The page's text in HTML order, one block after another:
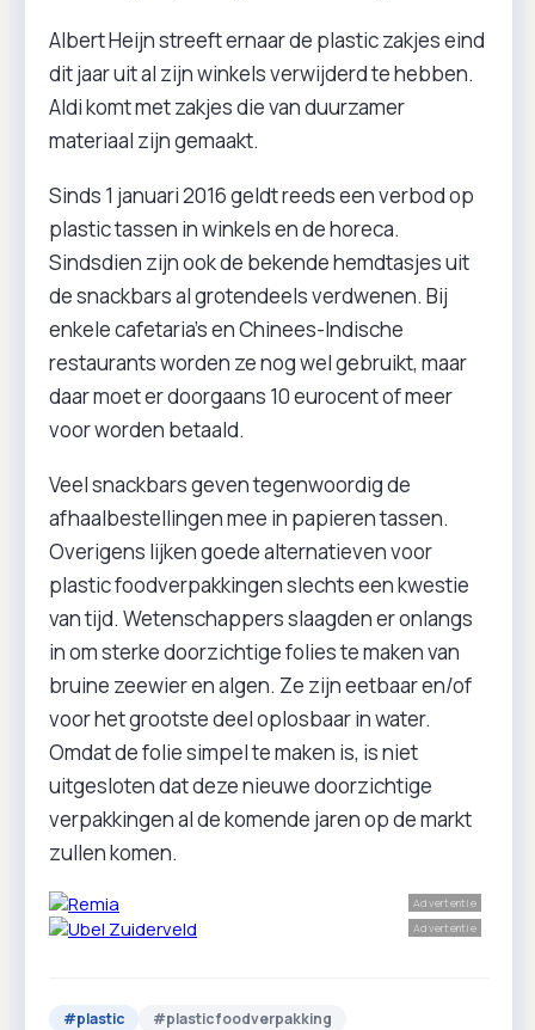
Albert Heijn streeft ernaar de plastic zakjes eind
dit jaar uit al zijn winkels verwijderd te hebben.
Aldi komt met zakjes die van duurzamer
materiaal zijn gemaakt.
Sinds 1 januari 2016 geldt reeds een verbod op
plastic tassen in winkels en de horeca.
Sindsdien zijn ook de bekende hemdtasjes uit
de snackbars al grotendeels verdwenen. Bij
enkele cafetaria's en Chinees-Indische
restaurants worden ze nog wel gebruikt, maar
daar moet er doorgaans 10 eurocent of meer
voor worden betaald.
Veel snackbars geven tegenwoordig de
afhaalbestellingen mee in papieren tassen.
Overigens lijken goede alternatieven voor
plastic foodverpakkingen slechts een kwestie
van tijd. Wetenschappers slaagden er onlangs
in om sterke doorzichtige folies te maken van
bruine zeewier en algen. Ze zijn eetbaar en/of
voor het grootste deel oplosbaar in water.
Omdat de folie simpel te maken is, is niet
uitgesloten dat deze nieuwe doorzichtige
verpakkingen al de komende jaren op de markt
zullen komen.
Advertentie
Advertentie
#plastic #plastic foodverpakking